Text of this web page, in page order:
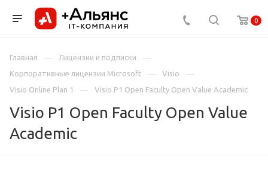
0
Главная
Лицензии и подписки
Корпоративные лицензии Microsoft
Visio
Visio Online Plan 1
Visio P1 Open Faculty Open Value Academic
Visio P1 Open Faculty Open Value
Academic